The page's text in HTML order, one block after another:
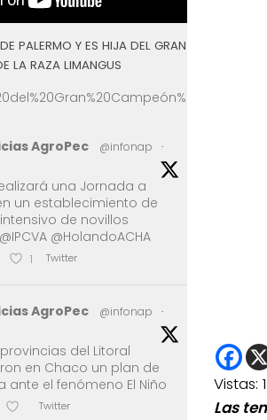
Vistas:
Las
PALERMO Y ES HIJA DEL GRAN
LA RAZA LIMANGUS
AgroPec @infonap
·
una Jornada a
un establecimiento de
de novillos
@HolandoACHA
1 Twitter
AgroPec @infonap
·
del Litoral
en Chaco un plan de
ante el fenómeno El Niño
Twitter